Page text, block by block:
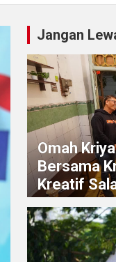
Jangan
Omah
Bersama
Kreatif